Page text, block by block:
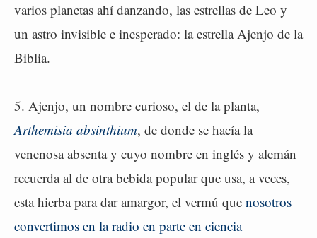
varios planetas ahí danzando, las estrellas de Leo y
un astro invisible e inesperado: la estrella Ajenjo de la
Biblia.
5. Ajenjo, un nombre curioso, el de la planta,
Arthemisia absinthium, de donde se hacía la
venenosa absenta y cuyo nombre en inglés y alemán
recuerda al de otra bebida popular que usa, a veces,
esta hierba para dar amargor, el vermú que nosotros
convertimos en la radio en parte en ciencia